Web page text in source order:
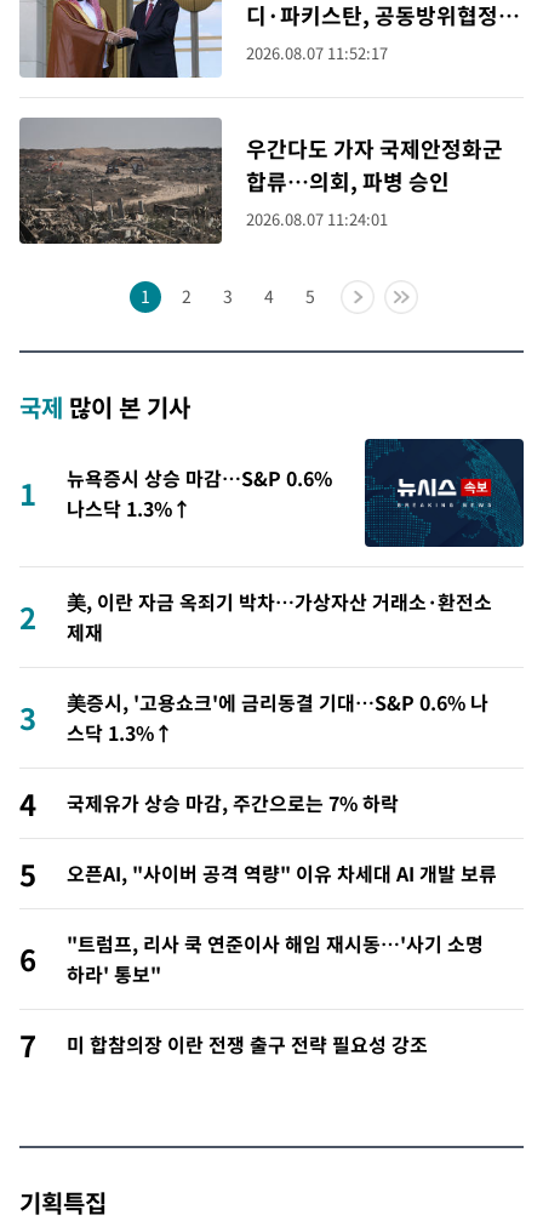
디·파키스탄, 공동방위협정
체결 예정
2026.08.07 11:52:17
우간다도 가자 국제안정화군
합류…의회, 파병 승인
2026.08.07 11:24:01
1 2 3 4 5
국제 많이 본 기사
1
뉴욕증시 상승 마감…S&P 0.6%
나스닥 1.3%↑
2
美, 이란 자금 옥죄기 박차…가상자산 거래소·환전소
제재
3
美증시, '고용쇼크'에 금리동결 기대…S&P 0.6% 나
스닥 1.3%↑
4 국제유가 상승 마감, 주간으로는 7% 하락
5 오픈AI, "사이버 공격 역량" 이유 차세대 AI 개발 보류
6
"트럼프, 리사 쿡 연준이사 해임 재시동…'사기 소명
하라' 통보"
7 미 합참의장 이란 전쟁 출구 전략 필요성 강조
기획특집